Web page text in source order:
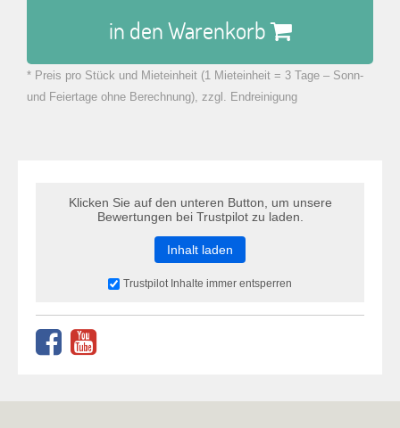
in den Warenkorb
zu Warenkorb hinzugefügt.
* Preis pro Stück und Mieteinheit (1 Mieteinheit = 3 Tage – Sonn-
und Feiertage ohne Berechnung), zzgl. Endreinigung
Klicken Sie auf den unteren Button, um unsere
Bewertungen bei Trustpilot zu laden.
Inhalt laden
Trustpilot Inhalte immer entsperren